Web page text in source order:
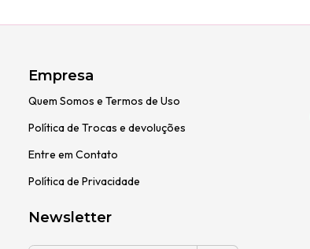
Empresa
Quem Somos e Termos de Uso
Política de Trocas e devoluções
Entre em Contato
Política de Privacidade
Newsletter